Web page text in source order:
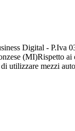
Digital - P.Iva
(MI)Rispetto ai
utilizzare mezzi